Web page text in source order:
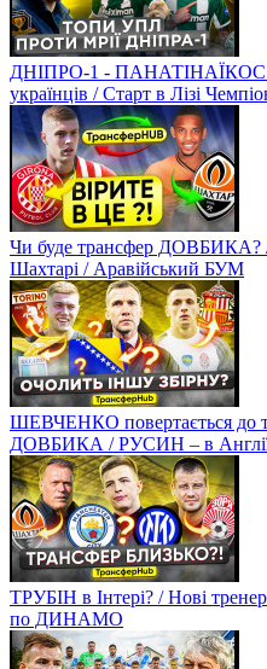
ДНІПРО-1 - ПАНАТІНАЇКОС /
українців / Старт в Лізі
Чи буде трансфер
Шахтарі / Аравійський БУМ
ШЕВЧЕНКО повертається до
ДОВБИКА / РУСИН – в
ТРУБІН в Інтері? / Нові
по ДИНАМО